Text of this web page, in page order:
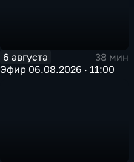
6 августа
38 мин
Эфир 06.08.2026 · 11:00